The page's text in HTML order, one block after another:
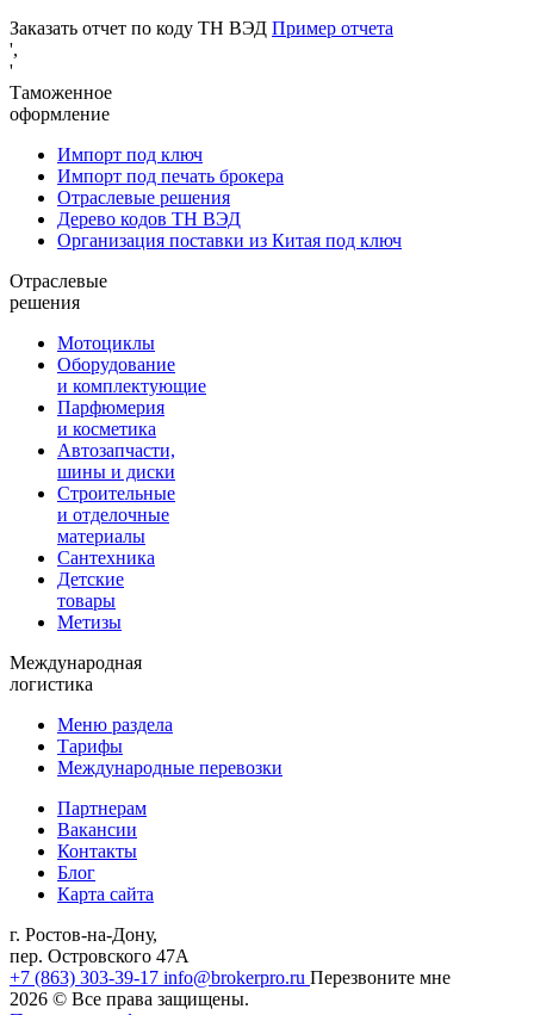
Заказать отчет по коду ТН ВЭД Пример отчета
',
'
Таможенное
оформление
Импорт под ключ
Импорт под печать брокера
Отраслевые решения
Дерево кодов ТН ВЭД
Организация поставки из Китая под ключ
Отраслевые
решения
Мотоциклы
Оборудование
и комплектующие
Парфюмерия
и косметика
Автозапчасти,
шины и диски
Строительные
и отделочные
материалы
Сантехника
Детские
товары
Метизы
Международная
логистика
Меню раздела
Тарифы
Международные перевозки
Партнерам
Вакансии
Контакты
Блог
Карта сайта
г. Ростов-на-Дону,
пер. Островского 47А
+7 (863) 303-39-17 info@brokerpro.ru Перезвоните мне
2026 © Все права защищены.